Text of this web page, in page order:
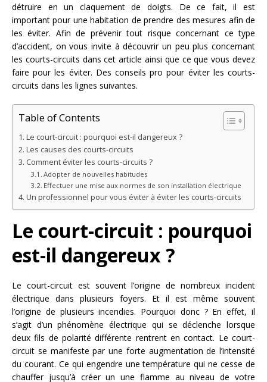
détruire en un claquement de doigts. De ce fait, il est
important pour une habitation de prendre des mesures afin de
les éviter. Afin de prévenir tout risque concernant ce type
d’accident, on vous invite à découvrir un peu plus concernant
les courts-circuits dans cet article ainsi que ce que vous devez
faire pour les éviter. Des conseils pro pour éviter les courts-
circuits dans les lignes suivantes.
Table of Contents
Le court-circuit : pourquoi est-il dangereux ?
Les causes des courts-circuits
Comment éviter les courts-circuits ?
Adopter de nouvelles habitudes
Effectuer une mise aux normes de son installation électrique
Un professionnel pour vous éviter à éviter les courts-circuits
Le court-circuit : pourquoi
est-il dangereux ?
Le court-circuit est souvent l’origine de nombreux incident
électrique dans plusieurs foyers. Et il est même souvent
l’origine de plusieurs incendies. Pourquoi donc ? En effet, il
s’agit d’un phénomène électrique qui se déclenche lorsque
deux fils de polarité différente rentrent en contact. Le court-
circuit se manifeste par une forte augmentation de l’intensité
du courant. Ce qui engendre une température qui ne cesse de
chauffer jusqu’à créer un une flamme au niveau de votre